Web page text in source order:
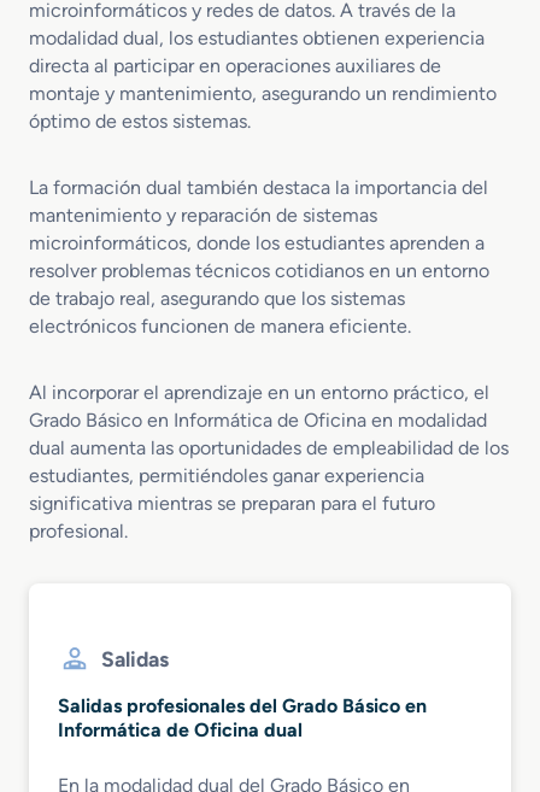
microinformáticos y redes de datos. A través de la
modalidad dual, los estudiantes obtienen experiencia
directa al participar en operaciones auxiliares de
montaje y mantenimiento, asegurando un rendimiento
óptimo de estos sistemas.
La formación dual también destaca la importancia del
mantenimiento y reparación de sistemas
microinformáticos, donde los estudiantes aprenden a
resolver problemas técnicos cotidianos en un entorno
de trabajo real, asegurando que los sistemas
electrónicos funcionen de manera eficiente.
Al incorporar el aprendizaje en un entorno práctico, el
Grado Básico en Informática de Oficina en modalidad
dual aumenta las oportunidades de empleabilidad de los
estudiantes, permitiéndoles ganar experiencia
significativa mientras se preparan para el futuro
profesional.
Salidas
Salidas profesionales del Grado Básico en
Informática de Oficina dual
En la modalidad dual del Grado Básico en